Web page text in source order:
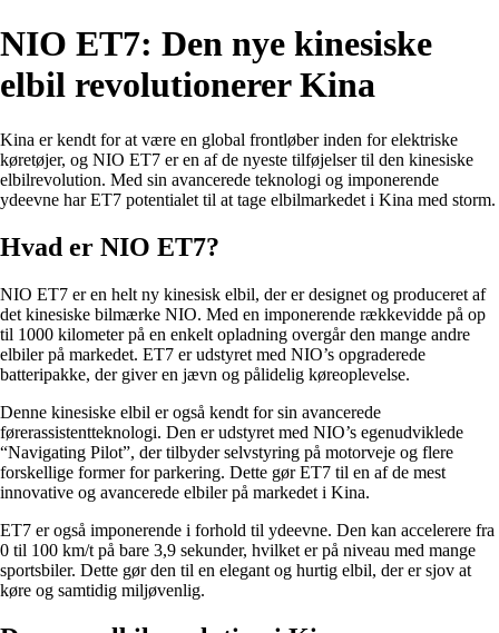
NIO ET7: Den nye kinesiske
elbil revolutionerer Kina
Kina er kendt for at være en global frontløber inden for elektriske
køretøjer, og NIO ET7 er en af de nyeste tilføjelser til den kinesiske
elbilrevolution. Med sin avancerede teknologi og imponerende
ydeevne har ET7 potentialet til at tage elbilmarkedet i Kina med storm.
Hvad er NIO ET7?
NIO ET7 er en helt ny kinesisk elbil, der er designet og produceret af
det kinesiske bilmærke NIO. Med en imponerende rækkevidde på op
til 1000 kilometer på en enkelt opladning overgår den mange andre
elbiler på markedet. ET7 er udstyret med NIO’s opgraderede
batteripakke, der giver en jævn og pålidelig køreoplevelse.
Denne kinesiske elbil er også kendt for sin avancerede
førerassistentteknologi. Den er udstyret med NIO’s egenudviklede
“Navigating Pilot”, der tilbyder selvstyring på motorveje og flere
forskellige former for parkering. Dette gør ET7 til en af de mest
innovative og avancerede elbiler på markedet i Kina.
ET7 er også imponerende i forhold til ydeevne. Den kan accelerere fra
0 til 100 km/t på bare 3,9 sekunder, hvilket er på niveau med mange
sportsbiler. Dette gør den til en elegant og hurtig elbil, der er sjov at
køre og samtidig miljøvenlig.